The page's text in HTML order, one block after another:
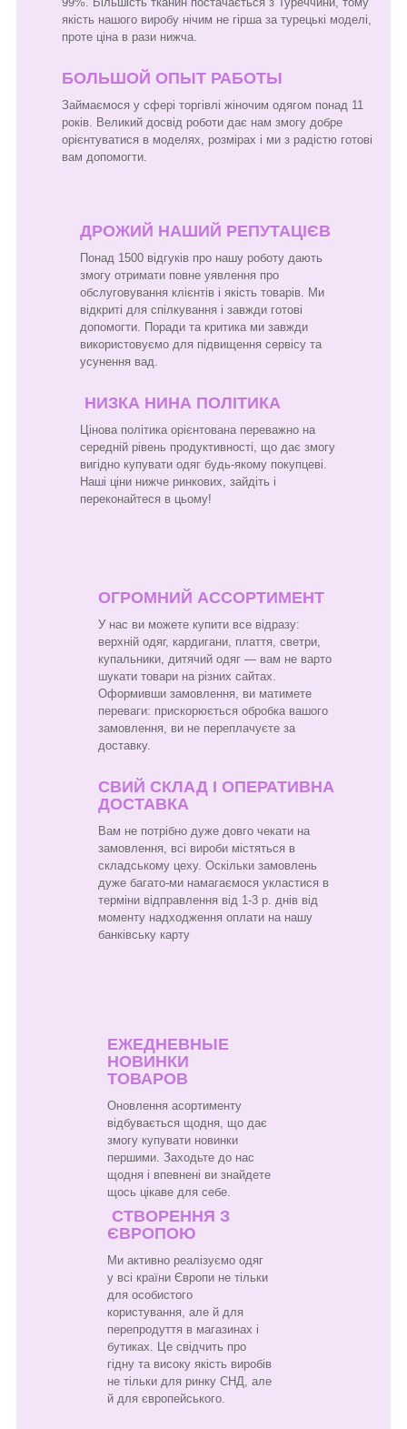
якість нашого виробу нічим не гірша за турецькі моделі,
проте ціна в рази нижча.
БОЛЬШОЙ ОПЫТ РАБОТЫ
Займаємося у сфері торгівлі жіночим одягом понад 11
років. Великий досвід роботи дає нам змогу добре
орієнтуватися в моделях, розмірах і ми з радістю готові
вам допомогти.
ДРОЖИЙ НАШИЙ РЕПУТАЦІЄВ
Понад 1500 відгуків про нашу роботу дають
змогу отримати повне уявлення про
обслуговування клієнтів і якість товарів. Ми
відкриті для спілкування і завжди готові
допомогти. Поради та критика ми завжди
використовуємо для підвищення сервісу та
усунення вад.
НИЗКА НИНА ПОЛІТИКА
Цінова політика орієнтована переважно на
середній рівень продуктивності, що дає змогу
вигідно купувати одяг будь-якому покупцеві.
Наші ціни нижче ринкових, зайдіть і
переконайтеся в цьому!
ОГРОМНИЙ АССОРТИМЕНТ
У нас ви можете купити все відразу:
верхній одяг, кардигани, плаття, светри,
купальники, дитячий одяг — вам не варто
шукати товари на різних сайтах.
Оформивши замовлення, ви матимете
переваги: прискорюється обробка вашого
замовлення, ви не переплачуєте за
доставку.
СВИЙ СКЛАД І ОПЕРАТИВНА
ДОСТАВКА
Вам не потрібно дуже довго чекати на
замовлення, всі вироби містяться в
складському цеху. Оскільки замовлень
дуже багато-ми намагаємося укластися в
терміни відправлення від 1-3 р. днів від
моменту надходження оплати на нашу
банківську карту
ЕЖЕДНЕВНЫЕ
НОВИНКИ
ТОВАРОВ
Оновлення асортименту
відбувається щодня, що дає
змогу купувати новинки
першими. Заходьте до нас
щодня і впевнені ви знайдете
щось цікаве для себе.
СТВОРЕННЯ З
ЄВРОПОЮ
Ми активно реалізуємо одяг
у всі країни Європи не тільки
для особистого
користування, але й для
перепродуття в магазинах і
бутиках. Це свідчить про
гідну та високу якість виробів
не тільки для ринку СНД, але
й для європейського.